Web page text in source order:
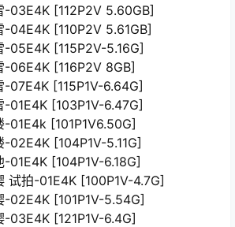
-03E4K [112P2V 5.60GB]
-04E4K [110P2V 5.61GB]
-05E4K [115P2V-5.16G]
-06E4K [116P2V 8GB]
07E4K [115P1V-6.64G]
01E4K [103P1V-6.47G]
01E4k [101P1V6.50G]
02E4K [104P1V-5.11G]
01E4K [104P1V-6.18G]
试拍-01E4K [100P1V-4.7G]
-02E4K [101P1V-5.54G]
03E4K [121P1V-6.4G]